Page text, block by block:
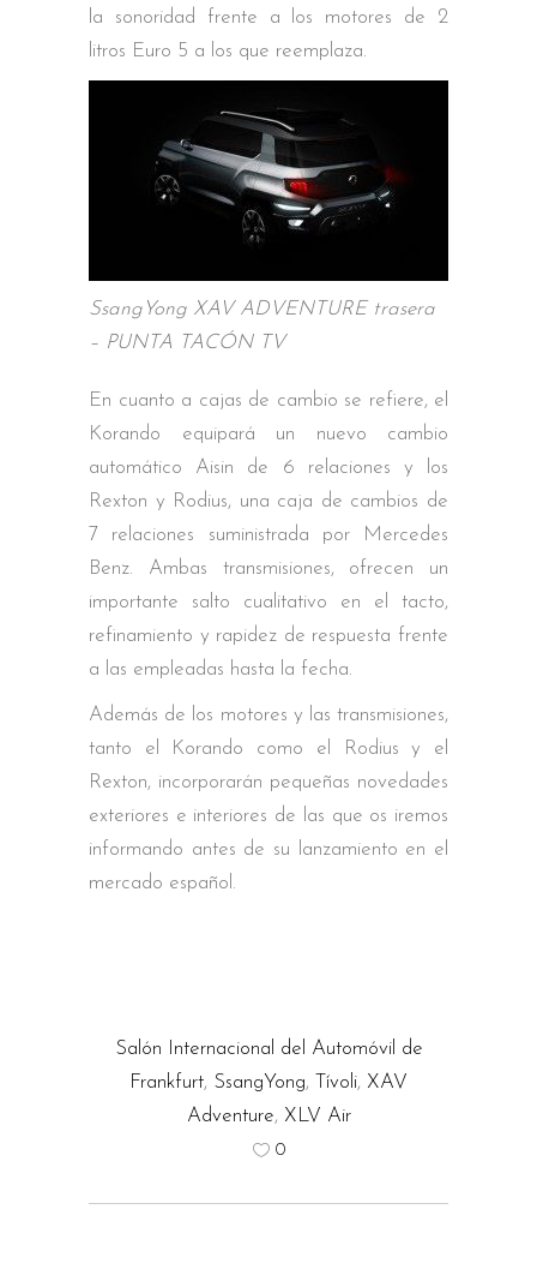
la sonoridad frente a los motores de 2
litros Euro 5 a los que reemplaza.
SsangYong XAV ADVENTURE trasera
– PUNTA TACÓN TV
En cuanto a cajas de cambio se refiere, el
Korando equipará un nuevo cambio
automático Aisin de 6 relaciones y los
Rexton y Rodius, una caja de cambios de
7 relaciones suministrada por Mercedes
Benz. Ambas transmisiones, ofrecen un
importante salto cualitativo en el tacto,
refinamiento y rapidez de respuesta frente
a las empleadas hasta la fecha.
Además de los motores y las transmisiones,
tanto el Korando como el Rodius y el
Rexton, incorporarán pequeñas novedades
exteriores e interiores de las que os iremos
informando antes de su lanzamiento en el
mercado español.
Salón Internacional del Automóvil de
Frankfurt, SsangYong, Tívoli, XAV
Adventure, XLV Air
0